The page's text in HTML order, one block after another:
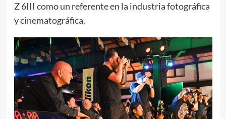
Z 6III como un referente en la industria fotográfica
y cinematográfica.